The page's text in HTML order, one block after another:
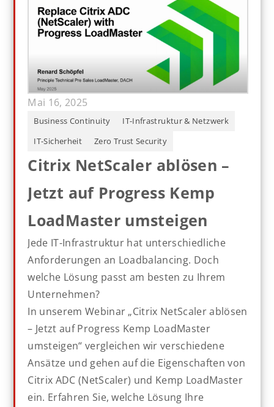
Mai 16, 2025
Business Continuity
IT-Infrastruktur & Netzwerk
IT-Sicherheit
Zero Trust Security
Citrix NetScaler ablösen –
Jetzt auf Progress Kemp
LoadMaster umsteigen
Jede IT-Infrastruktur hat unterschiedliche
Anforderungen an Loadbalancing. Doch
welche Lösung passt am besten zu Ihrem
Unternehmen?
In unserem Webinar „Citrix NetScaler ablösen
– Jetzt auf Progress Kemp LoadMaster
umsteigen“ vergleichen wir verschiedene
Ansätze und gehen auf die Eigenschaften von
Citrix ADC (NetScaler) und Kemp LoadMaster
ein. Erfahren Sie, welche Lösung Ihre